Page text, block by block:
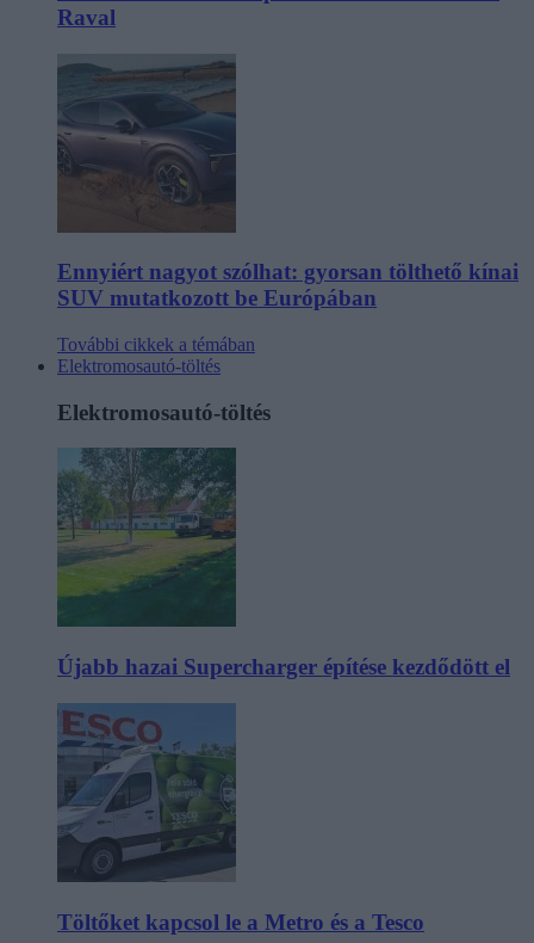
Raval
Ennyiért nagyot szólhat: gyorsan tölthető kínai
SUV mutatkozott be Európában
További cikkek a témában
Elektromosautó-töltés
Elektromosautó-töltés
Újabb hazai Supercharger építése kezdődött el
Töltőket kapcsol le a Metro és a Tesco